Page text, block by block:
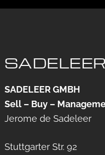
SADELEER GMBH
Sell – Buy –
Jerome de Sadeleer
Stuttgarter Str. 92